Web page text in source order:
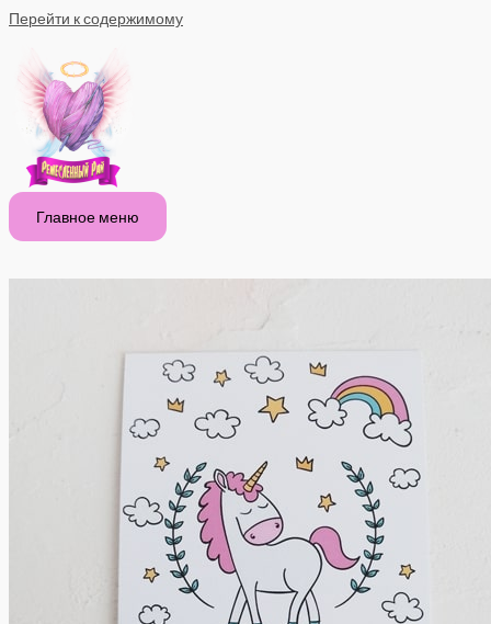
Перейти к содержимому
Главное меню